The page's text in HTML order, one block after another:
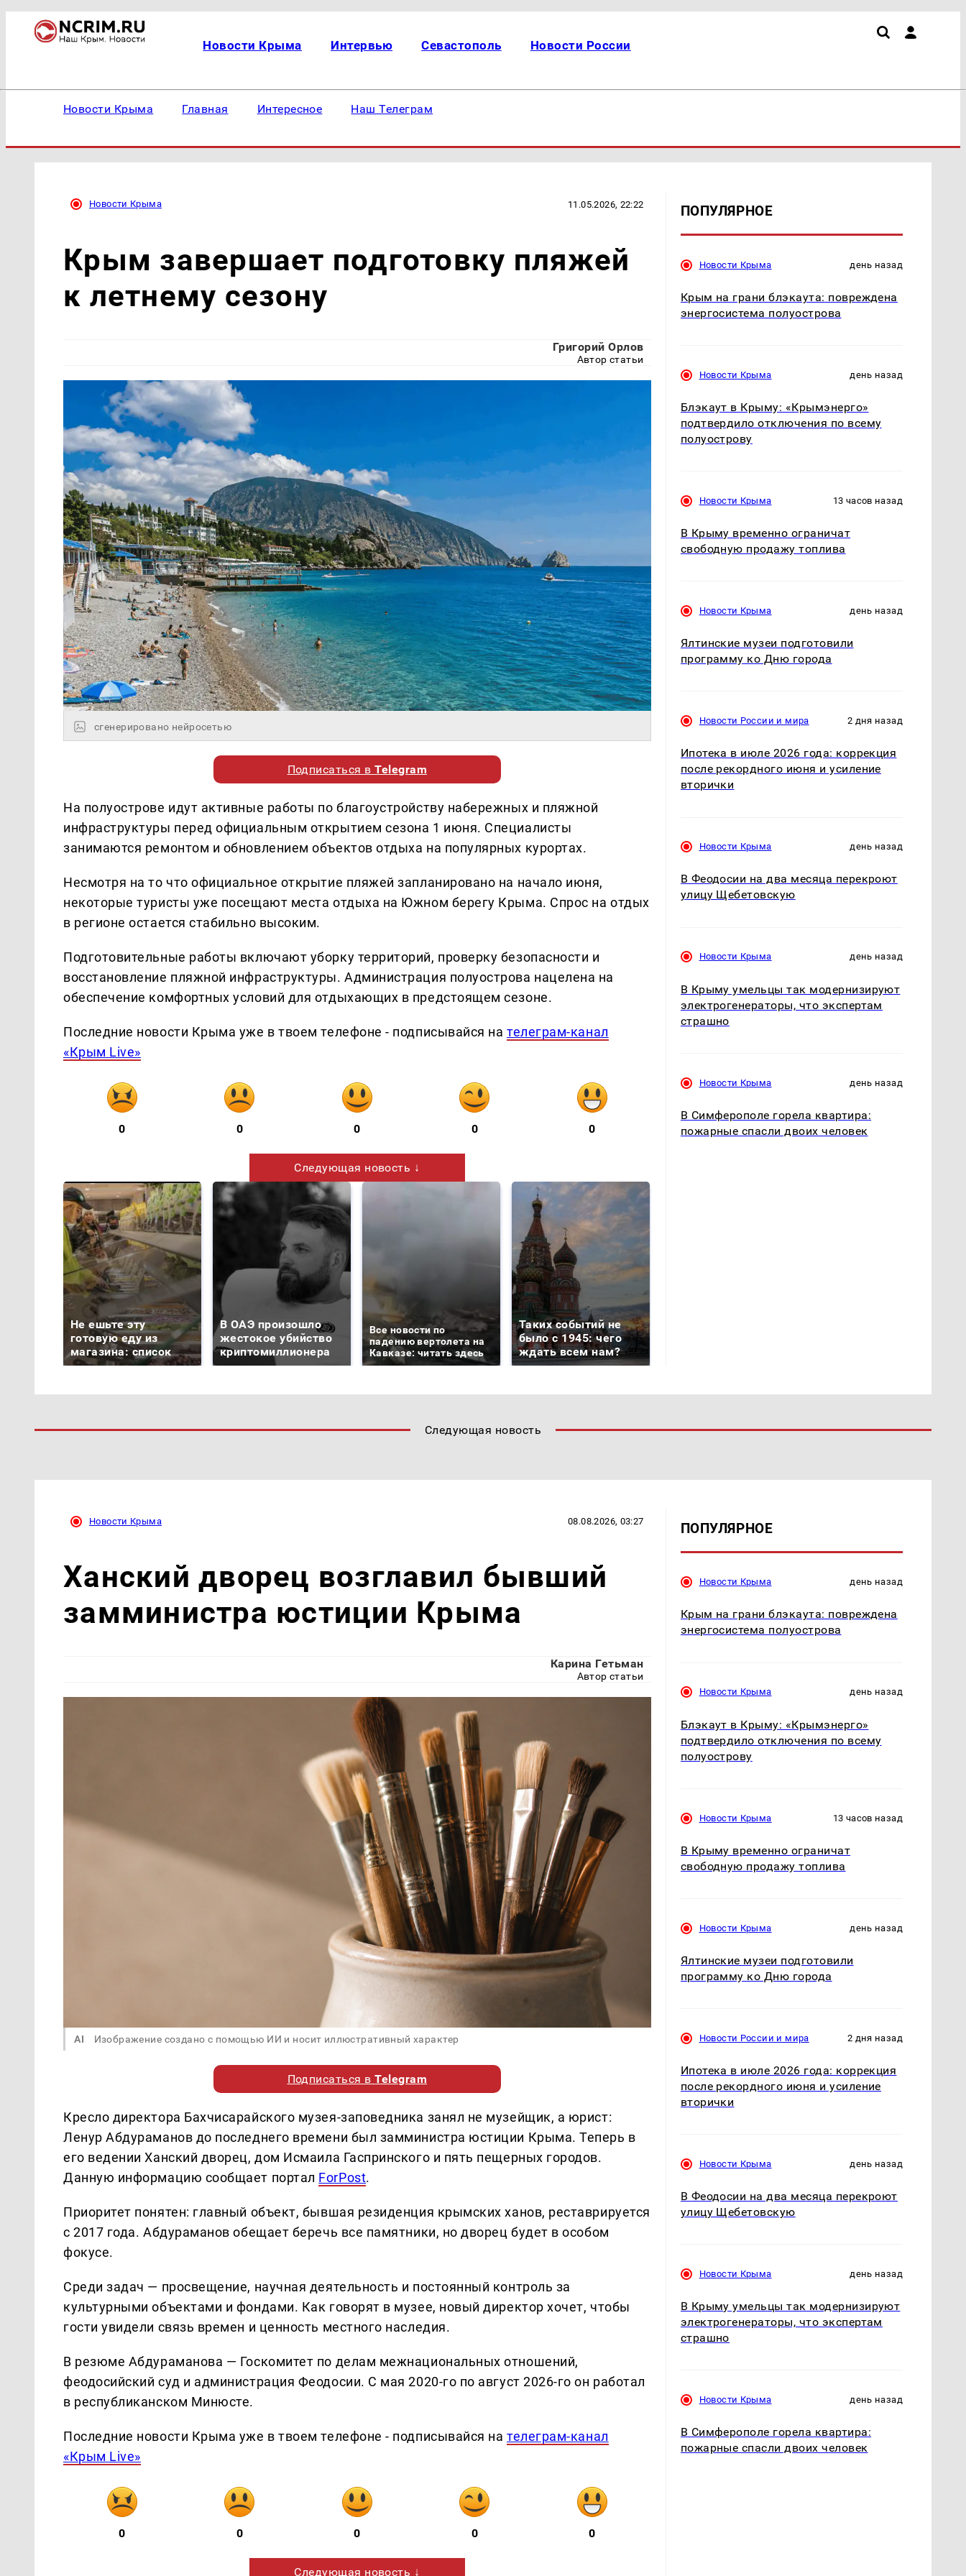
Новости Крыма Интервью Севастополь Новости России
Новости Крыма Главная Интересное Наш Телеграм
Новости Крыма 11.05.2026, 22:22
Крым завершает подготовку пляжей
к летнему сезону
Григорий Орлов
Автор статьи
сгенерировано нейросетью
Подписаться вTelegram
На полуострове идут активные работы по благоустройству набережных и пляжной
инфраструктуры перед официальным открытием сезона 1 июня. Специалисты
занимаются ремонтом и обновлением объектов отдыха на популярных курортах.
Несмотря на то что официальное открытие пляжей запланировано на начало июня,
некоторые туристы уже посещают места отдыха на Южном берегу Крыма. Спрос на отдых
в регионе остается стабильно высоким.
Подготовительные работы включают уборку территорий, проверку безопасности и
восстановление пляжной инфраструктуры. Администрация полуострова нацелена на
обеспечение комфортных условий для отдыхающих в предстоящем сезоне.
Последние новости Крыма уже в твоем телефоне - подписывайся нателеграм-канал
«Крым Live»
0 0 0 0 0
Следующая новость ↓
Не ешьте эту
готовую еду из
магазина: список
В ОАЭ произошло
жестокое убийство
криптомиллионера
Все новости по
падению вертолета на
Кавказе: читать здесь
Таких событий не
было с 1945: чего
ждать всем нам?
ПОПУЛЯРНОЕ
Новости Крыма день назад
Крым на грани блэкаута: повреждена
энергосистема полуострова
Новости Крыма день назад
Блэкаут в Крыму: «Крымэнерго»
подтвердило отключения по всему
полуострову
Новости Крыма 13 часов назад
В Крыму временно ограничат
свободную продажу топлива
Новости Крыма день назад
Ялтинские музеи подготовили
программу ко Дню города
Новости России и мира 2 дня назад
Ипотека в июле 2026 года: коррекция
после рекордного июня и усиление
вторички
Новости Крыма день назад
В Феодосии на два месяца перекроют
улицу Щебетовскую
Новости Крыма день назад
В Крыму умельцы так модернизируют
электрогенераторы, что экспертам
страшно
Новости Крыма день назад
В Симферополе горела квартира:
пожарные спасли двоих человек
Следующая новость
Новости Крыма 08.08.2026, 03:27
Ханский дворец возглавил бывший
замминистра юстиции Крыма
Карина Гетьман
Автор статьи
AI Изображение создано с помощью ИИ и носит иллюстративный характер
Подписаться вTelegram
Кресло директора Бахчисарайского музея-заповедника занял не музейщик, а юрист:
Ленур Абдураманов до последнего времени был замминистра юстиции Крыма. Теперь в
его ведении Ханский дворец, дом Исмаила Гаспринского и пять пещерных городов.
Данную информацию сообщает портал ForPost.
Приоритет понятен: главный объект, бывшая резиденция крымских ханов, реставрируется
с 2017 года. Абдураманов обещает беречь все памятники, но дворец будет в особом
фокусе.
Среди задач — просвещение, научная деятельность и постоянный контроль за
культурными объектами и фондами. Как говорят в музее, новый директор хочет, чтобы
гости увидели связь времен и ценность местного наследия.
В резюме Абдураманова — Госкомитет по делам межнациональных отношений,
феодосийский суд и администрация Феодосии. С мая 2020-го по август 2026-го он работал
в республиканском Минюсте.
Последние новости Крыма уже в твоем телефоне - подписывайся нателеграм-канал
«Крым Live»
0 0 0 0 0
Следующая новость ↓
ПОПУЛЯРНОЕ
Новости Крыма день назад
Крым на грани блэкаута: повреждена
энергосистема полуострова
Новости Крыма день назад
Блэкаут в Крыму: «Крымэнерго»
подтвердило отключения по всему
полуострову
Новости Крыма 13 часов назад
В Крыму временно ограничат
свободную продажу топлива
Новости Крыма день назад
Ялтинские музеи подготовили
программу ко Дню города
Новости России и мира 2 дня назад
Ипотека в июле 2026 года: коррекция
после рекордного июня и усиление
вторички
Новости Крыма день назад
В Феодосии на два месяца перекроют
улицу Щебетовскую
Новости Крыма день назад
В Крыму умельцы так модернизируют
электрогенераторы, что экспертам
страшно
Новости Крыма день назад
В Симферополе горела квартира:
пожарные спасли двоих человек